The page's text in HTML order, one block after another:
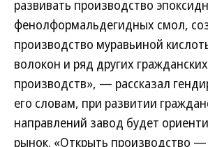
развивать производство
фенолформальдегидных смол,
производство муравьиной
волокон и ряд других
производств», — рассказал
его словам, при развитии
направлений завод будет
рынок. «Открыть производство